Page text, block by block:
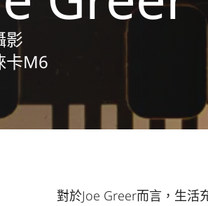
影
卡M6
對於Joe Greer而言，生活